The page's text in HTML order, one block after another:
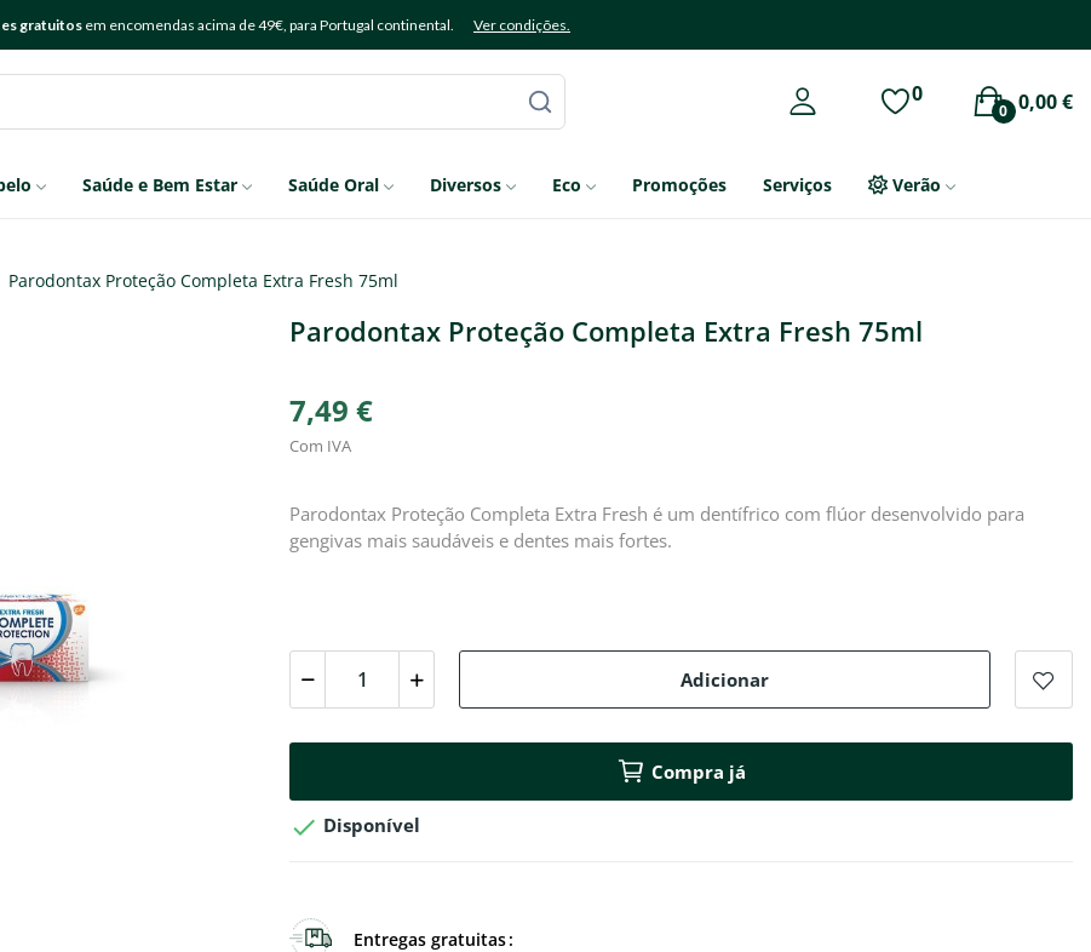
gratuitosem encomendas acima de 49€, para Portugal continental. Ver condições.
0 0,00 €
0
Saúde e Bem Estar Saúde Oral Diversos Eco Promoções Serviços Verão
Parodontax Proteção Completa Extra Fresh 75ml
Parodontax Proteção Completa Extra Fresh 75ml
7,49 €
Com IVA
Parodontax Proteção Completa Extra Fresh é um dentífrico com flúor desenvolvido para
gengivas mais saudáveis e dentes mais fortes.
Adicionar
Compra já
 Disponível
Entregas gratuitas